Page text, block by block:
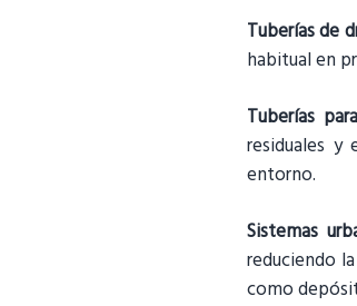
Tuberías de
habitual en
Tuberías
residuales y
entorno.
Sistemas
reduciendo
como